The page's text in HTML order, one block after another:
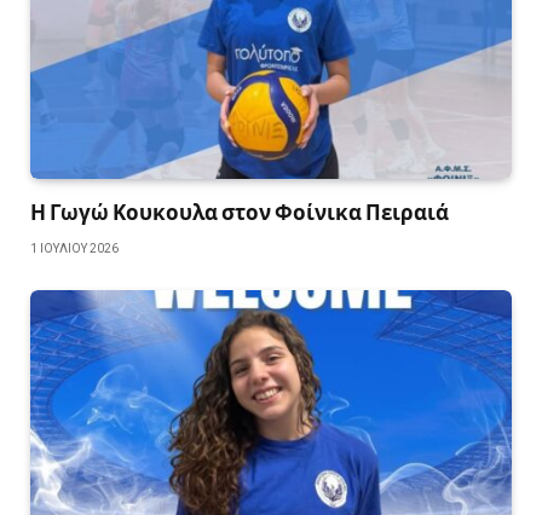
Η Γωγώ Κουκουλα στον Φοίνικα Πειραιά
1 ΙΟΥΛΊΟΥ 2026